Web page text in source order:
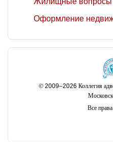
Оформление
© 2009–2026 Коллегия
Все